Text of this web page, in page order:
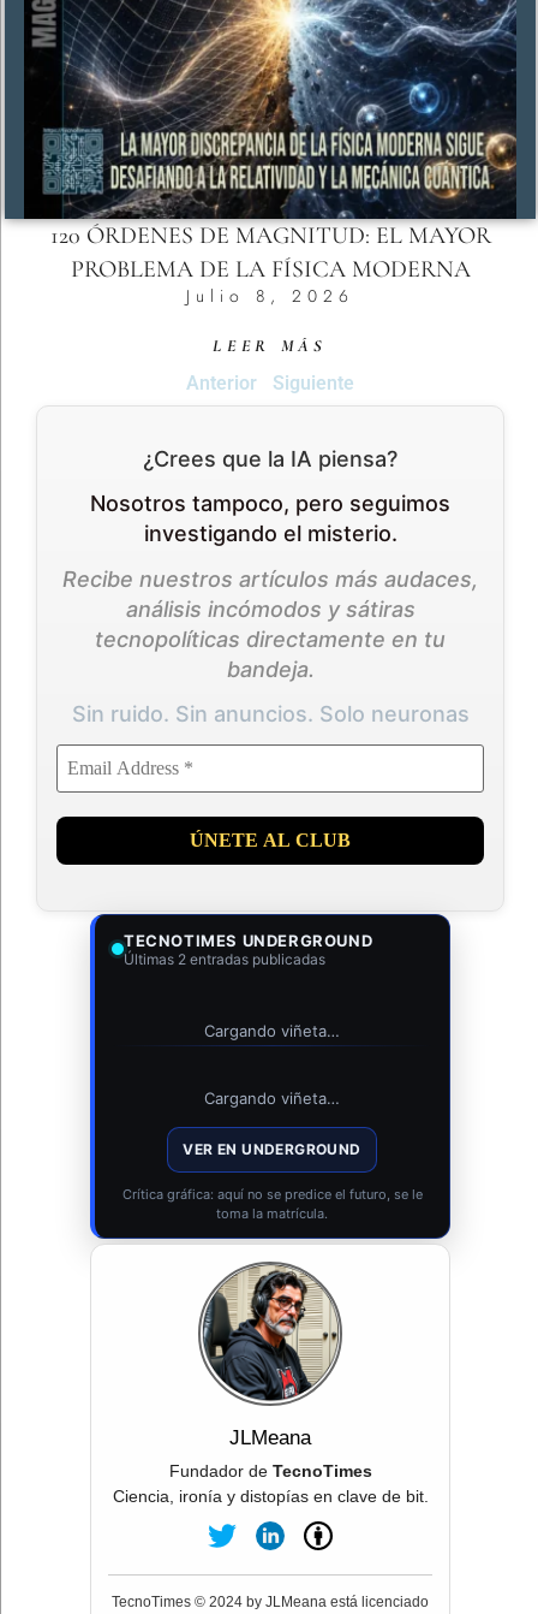
120 ÓRDENES DE MAGNITUD: EL MAYOR
PROBLEMA DE LA FÍSICA MODERNA
Julio 8, 2026
LEER MÁS
Anterior Siguiente
¿Crees que la IA piensa?
Nosotros tampoco, pero seguimos
investigando el misterio.
Recibe nuestros artículos más audaces,
análisis incómodos y sátiras
tecnopolíticas directamente en tu
bandeja.
Sin ruido. Sin anuncios. Solo neuronas
TECNOTIMES UNDERGROUND
Últimas 2 entradas publicadas
Cargando viñeta…
Cargando viñeta…
VER EN UNDERGROUND
Crítica gráfica: aquí no se predice el futuro, se le
toma la matrícula.
JLMeana
Fundador de TecnoTimes
Ciencia, ironía y distopías en clave de bit.
TecnoTimes © 2024 by JLMeana está licenciado